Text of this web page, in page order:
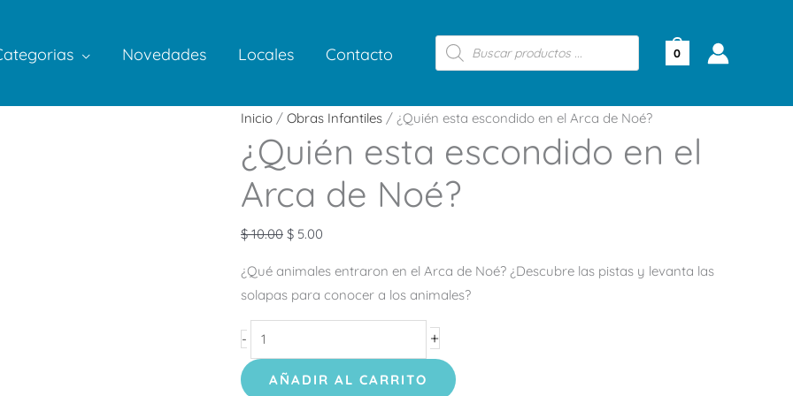
Novedades Locales Contacto
Búsqueda
de
productos
0
Inicio / Obras Infantiles / ¿Quién esta escondido en el Arca de Noé?
¿Quién esta escondido en el
Arca de Noé?
$10.00 $ 5.00
¿Qué animales entraron en el Arca de Noé? ¿Descubre las pistas y levanta las
solapas para conocer a los animales?
-
¿Quién
esta
escondido
en
Arca
Noé?
cantidad
+
AÑADIR AL CARRITO